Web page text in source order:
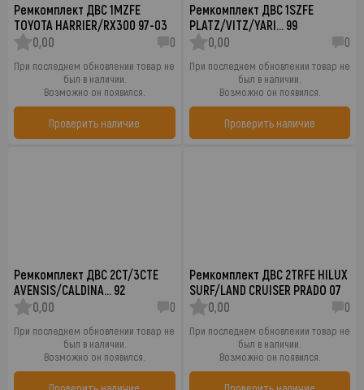
Ремкомплект ДВС 1MZFE
TOYOTA HARRIER/RX300 97-03
0,00
0
При последнем обновлении товар не
был в наличии.
Возможно он появился.
Проверить наличие
Ремкомплект ДВС 1SZFE
PLATZ/VITZ/YARI… 99
0,00
0
При последнем обновлении товар не
был в наличии.
Возможно он появился.
Проверить наличие
Ремкомплект ДВС 2CT/3CTE
AVENSIS/CALDINA… 92
0,00
0
При последнем обновлении товар не
был в наличии.
Возможно он появился.
Ремкомплект ДВС 2TRFE HILUX
SURF/LAND CRUISER PRADO 07
0,00
0
При последнем обновлении товар не
был в наличии.
Возможно он появился.